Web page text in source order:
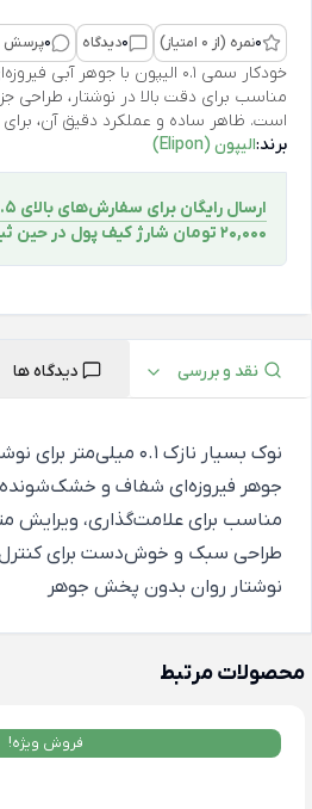
0نمره (از 0 امتیاز) 0دیدگاه 0پرسش
خودکار سمی ۰.۱ الیپون با جوهر
مناسب برای دقت بالا در نوشتار، طراحی
است. ظاهر ساده و عملکرد دقیق آن،
برند:الیپون (Elipon)
ارسال رایگان برای سفارش‌های بالای 1.5 میلیون تومان
۲۰,۰۰۰ تومان شارژ کیف پول در حین ثبت ‌نام
نقد و بررسی دیدگاه ها
نوک بسیار نازک ۰.۱ میلی‌متر برای نوشتار دقیق
جوهر فیروزه‌ای شفاف و
مناسب برای علامت‌گذاری، ویرایش
طراحی سبک و خوش‌دست برای کنترل
نوشتار روان بدون پخش جوهر
محصولات مرتبط
فروش ویژه!